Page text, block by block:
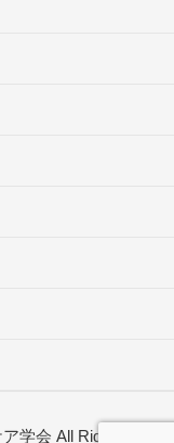
学会 All Rights